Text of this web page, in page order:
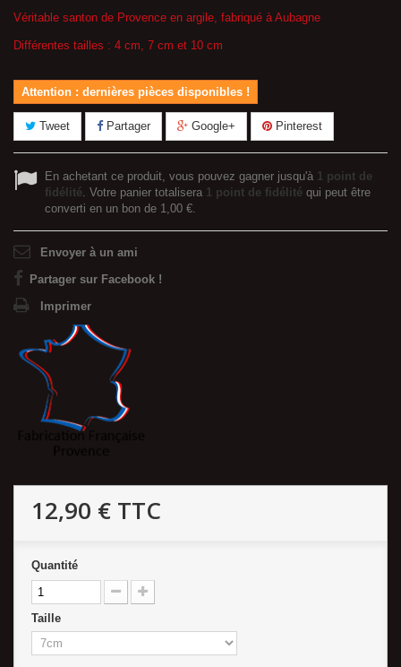
Véritable santon de Provence en argile, fabriqué à Aubagne
Différentes tailles : 4 cm, 7 cm et 10 cm
Attention : dernières pièces disponibles !
Tweet Partager Google+ Pinterest
En achetant ce produit, vous pouvez gagner jusqu'à 1 point de
fidélité. Votre panier totalisera 1 point de fidélité qui peut être
converti en un bon de 1,00 €.
Envoyer à un ami
Partager sur Facebook !
Imprimer
12,90 € TTC
Quantité
Taille